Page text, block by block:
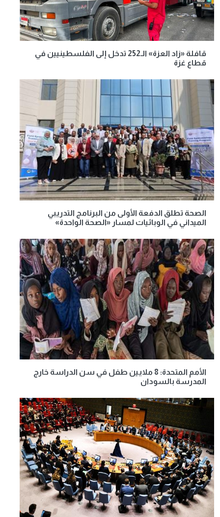
قافلة «زاد العزة» الـ252 تدخل إلى الفلسطينيين في
قطاع غزة
الصحة تطلق الدفعة الأولى من البرنامج التدريبي
الميداني في الوبائيات لمسار «الصحة الواحدة»
الأمم المتحدة: 8 ملايين طفل في سن الدراسة خارج
المدرسة بالسودان